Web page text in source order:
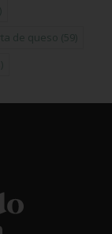
de queso (59)